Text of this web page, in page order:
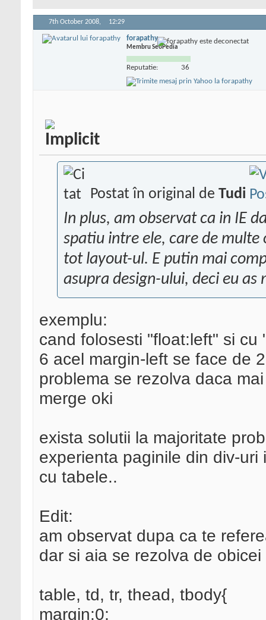
7th October 2008, 12:29
forapathy
Membru SeoPedia
Reputatie: 36
Postat în original de Tudi
In plus, am observat ca in IE
spatiu intre ele, care de
tot layout-ul. E putin mai
asupra design-ului, deci eu as
exemplu:
cand folosesti "float:left" si
6 acel margin-left se face de
problema se rezolva daca
merge oki
exista solutii la majoritate
experienta paginile din div-
cu tabele..
Edit:
am observat dupa ca te
dar si aia se rezolva de obicei
table, td, tr, thead, tbody{
margin:0;